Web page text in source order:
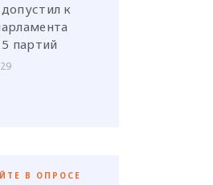
к
партий
В ОПРОСЕ